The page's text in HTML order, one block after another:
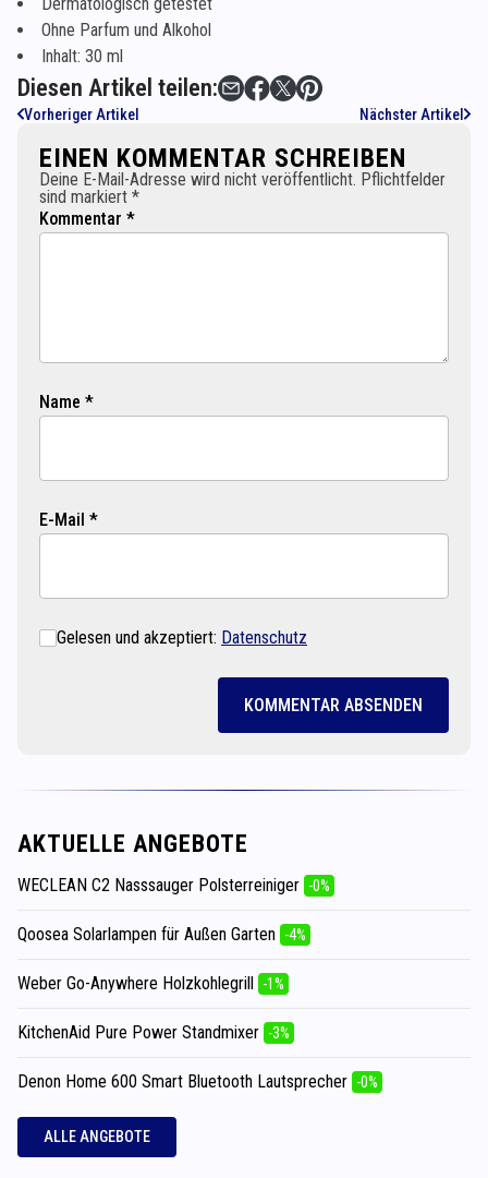
Ohne Parfum und Alkohol
Inhalt: 30 ml
Diesen Artikel teilen:
Vorheriger Artikel Nächster Artikel
EINEN KOMMENTAR SCHREIBEN
Deine E-Mail-Adresse wird nicht veröffentlicht. Pflichtfelder
sind markiert *
Kommentar *
Name *
E-Mail *
Gelesen und akzeptiert: Datenschutz
KOMMENTAR ABSENDEN
AKTUELLE ANGEBOTE
WECLEAN C2 Nasssauger Polsterreiniger -0%
Qoosea Solarlampen für Außen Garten -4%
Weber Go-Anywhere Holzkohlegrill -1%
KitchenAid Pure Power Standmixer -3%
Denon Home 600 Smart Bluetooth Lautsprecher -0%
ALLE ANGEBOTE